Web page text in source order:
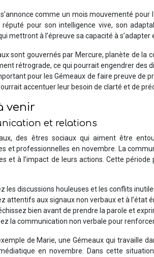
comme un mois mouvementé
réputé pour son intelligence vive, son
mettront à l’épreuve sa capacité à s’adapter
sont gouvernés par Mercure, planète de la
rétrograde, ce qui pourrait engendrer des
pour les Gémeaux de faire preuve de
accentuer leur besoin de clarté et de
venir
et relations
des êtres sociaux qui aiment être
et professionnelles en novembre. La
et à l’impact de leurs actions. Cette
les discussions houleuses et les conflits
attentifs aux signaux non verbaux et à l’état
bien avant de prendre la parole et
la communication non verbale pour
de Marie, une Gémeaux qui travaille
en novembre. Dans cette